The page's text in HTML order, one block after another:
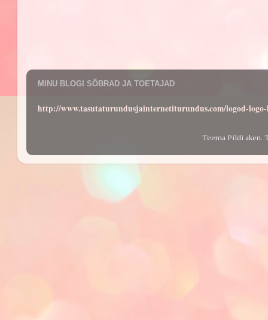
MINU BLOGI SÕBRAD JA TOETAJAD
http://www.tasutaturundusjainternetiturundus.com/logod-
Teema Pildi aken.